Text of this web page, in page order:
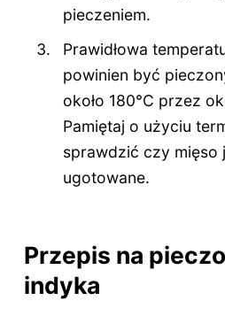
pieczeniem.
Prawidłowa
powinien być
około 180°C przez
Pamiętaj o użyciu
sprawdzić czy mięso
ugotowane.
Przepis na
indyka